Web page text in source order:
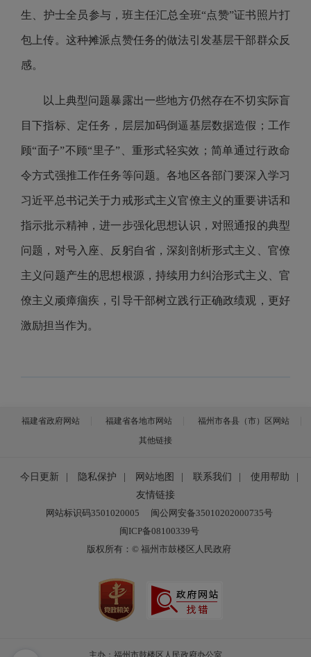
生、护士全员参与，班主任汇总全班“点赞”证书照片打
包上传。这种摊派点赞任务的做法引发基层干部群众反
感。
以上典型问题暴露出一些地方仍然存在不切实际盲
目下指标、定任务，层层加码倒逼基层数据造假；工作
顾“面子”不顾“里子”、重形式轻实效；简单通过行政命
令方式强推工作任务等问题。各地区各部门要深入学习
习近平总书记关于力戒形式主义官僚主义的重要讲话和
指示批示精神，进一步强化思想认识，对照通报的典型
问题，对号入座、反躬自省，深刻剖析形式主义、官僚
主义问题产生的思想根源，持续用力纠治形式主义、官
僚主义顽瘴痼疾，引导干部树立践行正确政绩观，更好
激励担当作为。
福建省政府网站 福建省各地市网站
福州市各县（市）区网站
其他链接
今日更新 隐私保护 网站地图 联系我们 使用帮助
友情链接
网站标识码3501020005
闽公网安备35010202000735号
闽ICP备08100339号
版权所有：© 福州市鼓楼区人民政府
主办：福州市鼓楼区人民政府办公室